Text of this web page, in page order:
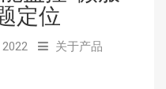
定位
关于产品